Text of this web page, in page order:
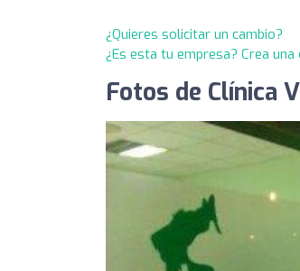
¿Quieres solicitar un cambio?
¿Es esta tu empresa? Crea
Fotos de Clínica